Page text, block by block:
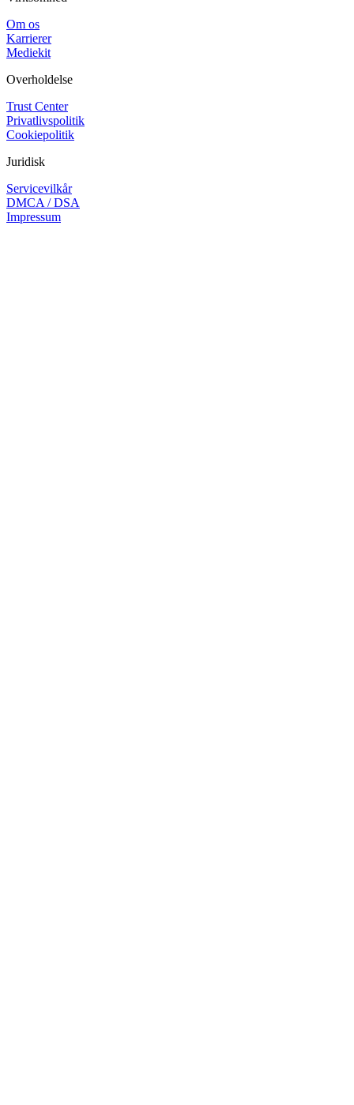
Om os
Karrierer
Mediekit
Overholdelse
Trust Center
Privatlivspolitik
Cookiepolitik
Juridisk
Servicevilkår
DMCA / DSA
Impressum